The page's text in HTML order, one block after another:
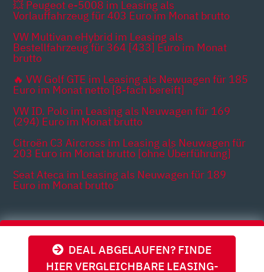
DEAL ABGELAUFEN? FINDE
HIER VERGLEICHBARE LEASING-
💥 Peugeot e-5008 im Leasing als
Vorlauffahrzeug für 403 Euro im Monat brutto
VW Multivan eHybrid im Leasing als
Bestellfahrzeug für 364 [433] Euro im Monat
brutto
🔥 VW Golf GTE im Leasing als Newuagen für 185
Euro im Monat netto [8-fach bereift]
VW ID. Polo im Leasing als Neuwagen für 169
(294) Euro im Monat brutto
Citroën C3 Aircross im Leasing als Neuwagen für
203 Euro im Monat brutto [ohne Überführung]
Seat Ateca im Leasing als Neuwagen für 189
Euro im Monat brutto